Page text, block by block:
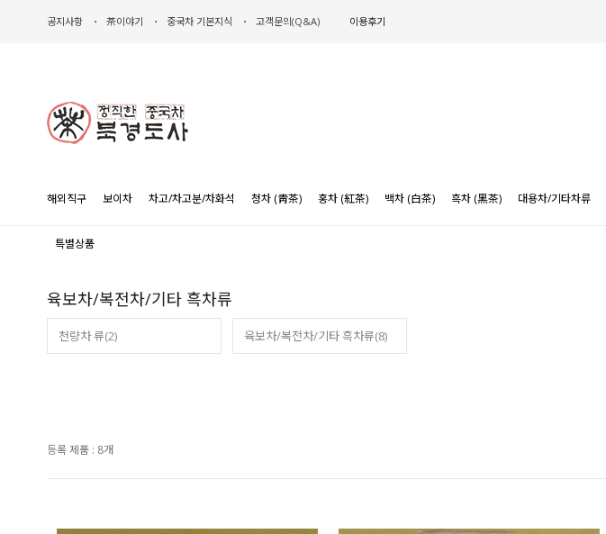
공지사항 茶이야기 중국차 기본지식 고객문의(Q&A) 이용후기
해외직구 보이차 차고/차고분/차화석 청차 (靑茶) 홍차 (紅茶) 백차 (白茶) 흑차 (黑茶) 대용차/기타차류
특별상품
육보차/복전차/기타 흑차류
천량차 류(2) 육보차/복전차/기타 흑차류(8)
등록 제품 : 8개